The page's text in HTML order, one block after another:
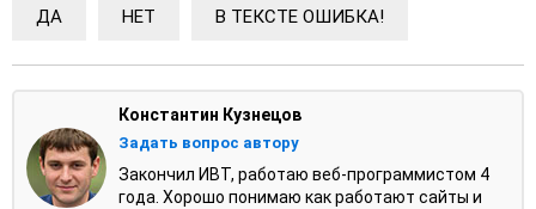
ДА НЕТ В ТЕКСТЕ ОШИБКА!
Константин Кузнецов
Задать вопрос автору
Закончил ИВТ, работаю веб-программистом 4
года. Хорошо понимаю как работают сайты и